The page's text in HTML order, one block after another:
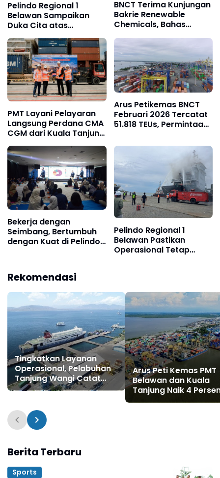
Pelindo Regional 1
Belawan Sampaikan
Duka Cita atas
Penumpang KM Kelud
BNCT Terima Kunjungan
Bakrie Renewable
Chemicals, Bahas
Logistik
PMT Layani Pelayaran
Langsung Perdana CMA
CGM dari Kuala Tanjung
ke China Selatan
Arus Petikemas BNCT
Februari 2026 Tercatat
51.818 TEUs, Permintaan
Terjaga
Bekerja dengan
Seimbang, Bertumbuh
dengan Kuat di Pelindo
Pelindo Regional 1
Belawan Pastikan
Operasional Tetap
Rekomendasi
Tingkatkan Layanan
Operasional, Pelabuhan
Tanjung Wangi Catat
Pertumbuhan Positif
Arus Peti Kemas PMT
Belawan dan Kuala
Tanjung Naik 4
Pada Semester I
Berita Terbaru
Sports